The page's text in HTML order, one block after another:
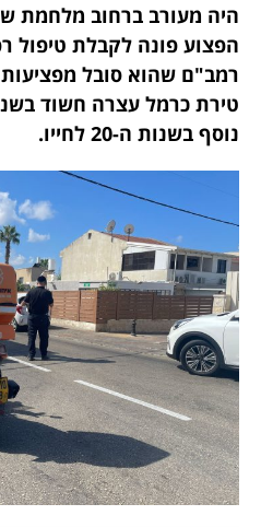
היה מעורב ברחוב מלחמת
הפצוע פונה לקבלת טיפול
רמב"ם שהוא סובל
נוסף בשנות ה-20 לחייו.